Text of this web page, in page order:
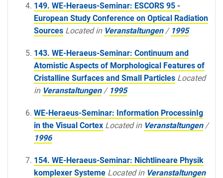
149. WE-Heraeus-Seminar: ESCORS 95 -
European Study Conference on Optical Radiation
Sources Located in Veranstaltungen / 1995
143. WE-Heraeus-Seminar: Continuum and
Atomistic Aspects of Morphological Features of
Cristalline Surfaces and Small Particles Located
in Veranstaltungen / 1995
WE-Heraeus-Seminar: Information ProcessinIg
in the Visual Cortex Located in Veranstaltungen /
1996
154. WE-Heraeus-Seminar: Nichtlineare Physik
komplexer Systeme Located in Veranstaltungen